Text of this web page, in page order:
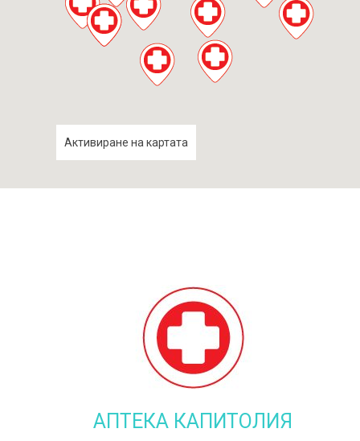
Активиране на картата
АПТЕКА КАПИТОЛИЯ